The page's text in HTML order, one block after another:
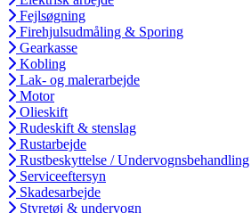
Fejlsøgning
Firehjulsudmåling & Sporing
Gearkasse
Kobling
Lak- og malerarbejde
Motor
Olieskift
Rudeskift & stenslag
Rustarbejde
Rustbeskyttelse / Undervognsbehandling
Serviceeftersyn
Skadesarbejde
Styretøj & undervogn